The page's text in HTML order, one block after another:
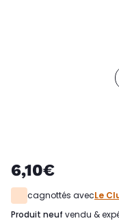
6,10€
cagnottés avecLe
produit neuf vendu &